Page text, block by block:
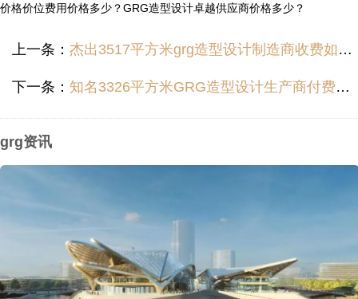
价格价位费用价格多少？GRG造型设计卓越供应商价格多少？
上一条： 杰出3517平方米grg造型设计制造商收费如何？
下一条： 知名3326平方米GRG造型设计生产商付费收费多少？
grg资讯